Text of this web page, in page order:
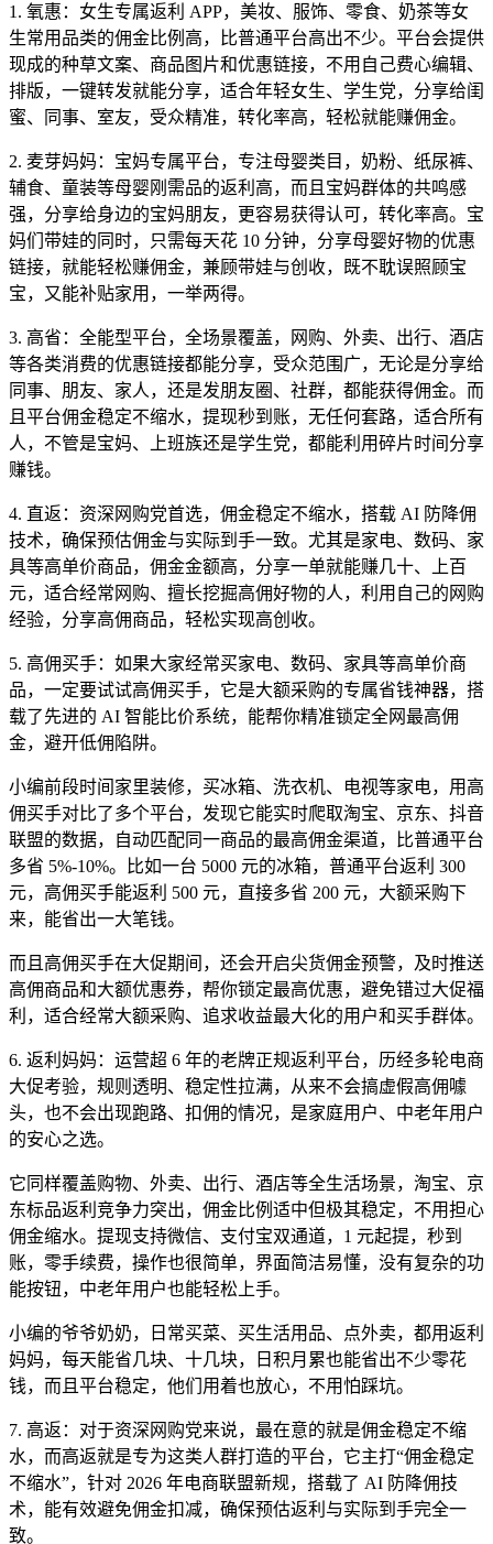
1. 氧惠：女生专属返利 APP，美妆、服饰、零食、奶茶等女
生常用品类的佣金比例高，比普通平台高出不少。平台会提供
现成的种草文案、商品图片和优惠链接，不用自己费心编辑、
排版，一键转发就能分享，适合年轻女生、学生党，分享给闺
蜜、同事、室友，受众精准，转化率高，轻松就能赚佣金。
2. 麦芽妈妈：宝妈专属平台，专注母婴类目，奶粉、纸尿裤、
辅食、童装等母婴刚需品的返利高，而且宝妈群体的共鸣感
强，分享给身边的宝妈朋友，更容易获得认可，转化率高。宝
妈们带娃的同时，只需每天花 10 分钟，分享母婴好物的优惠
链接，就能轻松赚佣金，兼顾带娃与创收，既不耽误照顾宝
宝，又能补贴家用，一举两得。
3. 高省：全能型平台，全场景覆盖，网购、外卖、出行、酒店
等各类消费的优惠链接都能分享，受众范围广，无论是分享给
同事、朋友、家人，还是发朋友圈、社群，都能获得佣金。而
且平台佣金稳定不缩水，提现秒到账，无任何套路，适合所有
人，不管是宝妈、上班族还是学生党，都能利用碎片时间分享
赚钱。
4. 直返：资深网购党首选，佣金稳定不缩水，搭载 AI 防降佣
技术，确保预估佣金与实际到手一致。尤其是家电、数码、家
具等高单价商品，佣金金额高，分享一单就能赚几十、上百
元，适合经常网购、擅长挖掘高佣好物的人，利用自己的网购
经验，分享高佣商品，轻松实现高创收。
5. 高佣买手：如果大家经常买家电、数码、家具等高单价商
品，一定要试试高佣买手，它是大额采购的专属省钱神器，搭
载了先进的 AI 智能比价系统，能帮你精准锁定全网最高佣
金，避开低佣陷阱。
小编前段时间家里装修，买冰箱、洗衣机、电视等家电，用高
佣买手对比了多个平台，发现它能实时爬取淘宝、京东、抖音
联盟的数据，自动匹配同一商品的最高佣金渠道，比普通平台
多省 5%-10%。比如一台 5000 元的冰箱，普通平台返利 300
元，高佣买手能返利 500 元，直接多省 200 元，大额采购下
来，能省出一大笔钱。
而且高佣买手在大促期间，还会开启尖货佣金预警，及时推送
高佣商品和大额优惠券，帮你锁定最高优惠，避免错过大促福
利，适合经常大额采购、追求收益最大化的用户和买手群体。
6. 返利妈妈：运营超 6 年的老牌正规返利平台，历经多轮电商
大促考验，规则透明、稳定性拉满，从来不会搞虚假高佣噱
头，也不会出现跑路、扣佣的情况，是家庭用户、中老年用户
的安心之选。
它同样覆盖购物、外卖、出行、酒店等全生活场景，淘宝、京
东标品返利竞争力突出，佣金比例适中但极其稳定，不用担心
佣金缩水。提现支持微信、支付宝双通道，1 元起提，秒到
账，零手续费，操作也很简单，界面简洁易懂，没有复杂的功
能按钮，中老年用户也能轻松上手。
小编的爷爷奶奶，日常买菜、买生活用品、点外卖，都用返利
妈妈，每天能省几块、十几块，日积月累也能省出不少零花
钱，而且平台稳定，他们用着也放心，不用怕踩坑。
7. 高返：对于资深网购党来说，最在意的就是佣金稳定不缩
水，而高返就是专为这类人群打造的平台，它主打“佣金稳定
不缩水”，针对 2026 年电商联盟新规，搭载了 AI 防降佣技
术，能有效避免佣金扣减，确保预估返利与实际到手完全一
致。